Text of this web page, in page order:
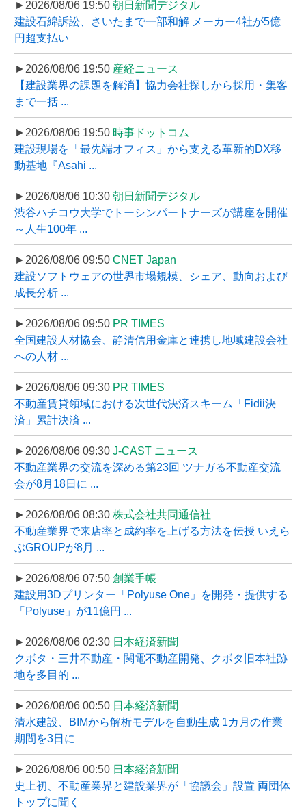
►2026/08/06 19:50 朝日新聞デジタル
建設石綿訴訟、さいたまで一部和解 メーカー4社が5億
円超支払い
►2026/08/06 19:50 産経ニュース
【建設業界の課題を解消】協力会社探しから採用・集客
まで一括 ...
►2026/08/06 19:50 時事ドットコム
建設現場を「最先端オフィス」から支える革新的DX移
動基地『Asahi ...
►2026/08/06 10:30 朝日新聞デジタル
渋谷ハチコウ大学でトーシンパートナーズが講座を開催
～人生100年 ...
►2026/08/06 09:50 CNET Japan
建設ソフトウェアの世界市場規模、シェア、動向および
成長分析 ...
►2026/08/06 09:50 PR TIMES
全国建設人材協会、静清信用金庫と連携し地域建設会社
への人材 ...
►2026/08/06 09:30 PR TIMES
不動産賃貸領域における次世代決済スキーム「Fidii決
済」累計決済 ...
►2026/08/06 09:30 J-CAST ニュース
不動産業界の交流を深める第23回 ツナガる不動産交流
会が8月18日に ...
►2026/08/06 08:30 株式会社共同通信社
不動産業界で来店率と成約率を上げる方法を伝授 いえら
ぶGROUPが8月 ...
►2026/08/06 07:50 創業手帳
建設用3Dプリンター「Polyuse One」を開発・提供する
「Polyuse」が11億円 ...
►2026/08/06 02:30 日本経済新聞
クボタ・三井不動産・関電不動産開発、クボタ旧本社跡
地を多目的 ...
►2026/08/06 00:50 日本経済新聞
清水建設、BIMから解析モデルを自動生成 1カ月の作業
期間を3日に
►2026/08/06 00:50 日本経済新聞
史上初、不動産業界と建設業界が「協議会」設置 両団体
トップに聞く